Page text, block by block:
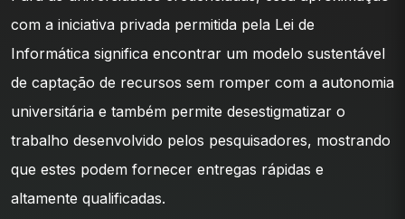
com a iniciativa privada permitida pela Lei de
Informática significa encontrar um modelo sustentável
de captação de recursos sem romper com a autonomia
universitária e também permite desestigmatizar o
trabalho desenvolvido pelos pesquisadores, mostrando
que estes podem fornecer entregas rápidas e
altamente qualificadas.